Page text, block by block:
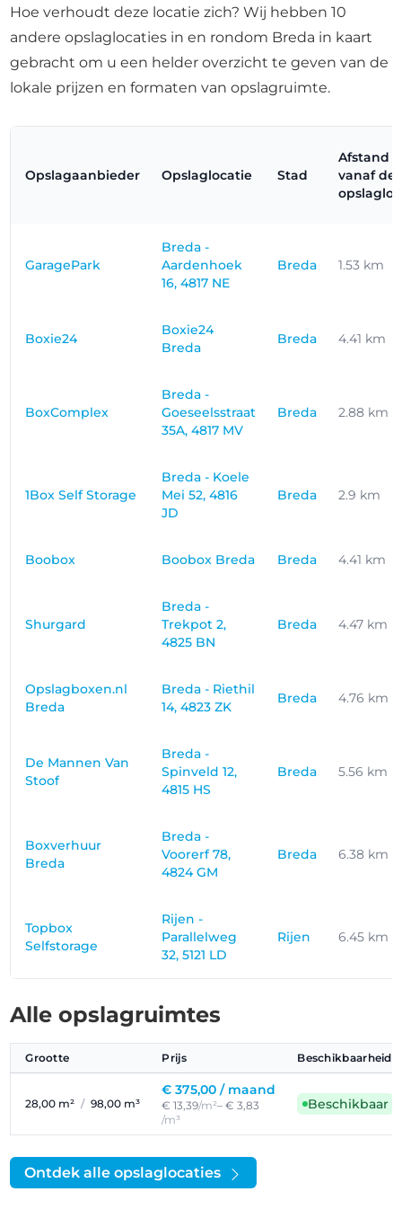
Hoe verhoudt deze locatie zich? Wij hebben 10
andere opslaglocaties in en rondom Breda in kaart
gebracht om u een helder overzicht te geven van de
lokale prijzen en formaten van opslagruimte.
Opslagaanbieder Opslaglocatie Stad
Afstand
vanaf
GaragePark
Breda -
Aardenhoek
16, 4817 NE
Breda 1.53 km
Boxie24
Boxie24
Breda
Breda 4.41 km
BoxComplex
Breda -
Goeseelsstraat
35A, 4817 MV
Breda 2.88 km
1Box Self Storage
Breda - Koele
Mei 52, 4816
JD
Breda 2.9 km
Boobox Boobox Breda Breda 4.41 km
Shurgard
Breda -
Trekpot 2,
4825 BN
Breda 4.47 km
Opslagboxen.nl
Breda
Breda - Riethil
14, 4823 ZK
Breda 4.76 km
De Mannen Van
Stoof
Breda -
Spinveld 12,
4815 HS
Breda 5.56 km
Boxverhuur
Breda
Breda -
Voorerf 78,
4824 GM
Breda 6.38 km
Topbox
Selfstorage
Rijen -
Parallelweg
32, 5121 LD
Rijen 6.45 km
Alle opslagruimtes
Grootte Prijs Beschikbaarheid
28,00 m² / 98,00 m³
€ 375,00 / maand
€ 13,39/m²– € 3,83
/m³
Beschikbaar
Ontdek alle opslaglocaties